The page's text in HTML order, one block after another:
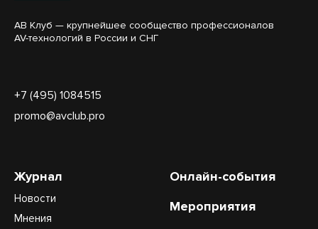
АВ Клуб — крупнейшее сообщество профессионалов
AV-технологий в России и СНГ
+7 (495) 1084515
promo@avclub.pro
Журнал
Новости
Мнения
Онлайн-события
Мероприятия